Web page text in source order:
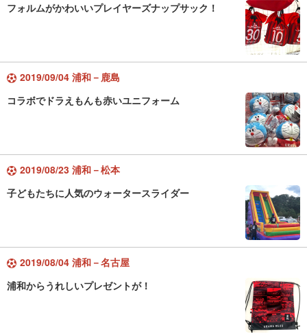
フォルムがかわいいプレイヤーズナップサック！
2019/09/04 浦和－鹿島
コラボでドラえもんも赤いユニフォーム
2019/08/23 浦和－松本
子どもたちに人気のウォータースライダー
2019/08/04 浦和－名古屋
浦和からうれしいプレゼントが！